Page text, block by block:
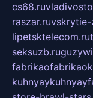
cs68.ru
raszar.ruvskrytie-
lipetsktelecom.ru
seksuzb.ru